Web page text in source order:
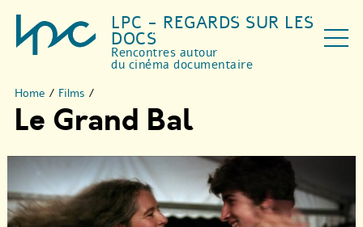
LPC - REGARDS SUR LES
DOCS
Rencontres autour
du cinéma documentaire
Home / Films /
Le Grand Bal